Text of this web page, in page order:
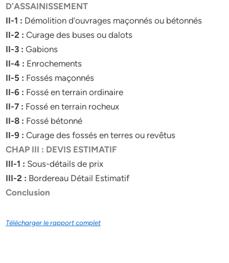
D’ASSAINISSEMENT
II-1 : Démolition d’ouvrages maçonnés ou bétonnés
II-2 : Curage des buses ou dalots
II-3 : Gabions
II-4 : Enrochements
II-5 : Fossés maçonnés
II-6 : Fossé en terrain ordinaire
II-7 : Fossé en terrain rocheux
II-8 : Fossé bétonné
II-9 : Curage des fossés en terres ou revêtus
CHAP III : DEVIS ESTIMATIF
III-1 : Sous-détails de prix
III-2 : Bordereau Détail Estimatif
Conclusion
Télécharger le rapport complet